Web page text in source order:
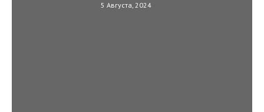
5 Августа, 2024